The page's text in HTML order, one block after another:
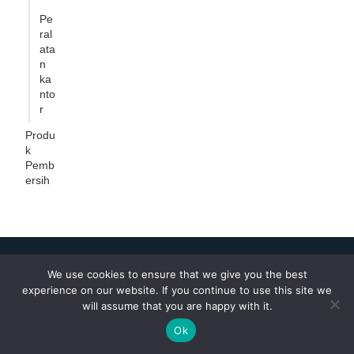
Pe
ral
ata
n
ka
nto
r
Produ
k
Pemb
ersih
bisnis, vendor, maupun individu untuk mempromosikan produk,
mencari supplier, hingga memperluas jaringan dengan mudah
We use cookies to ensure that we give you the best
experience on our website. If you continue to use this site we
will assume that you are happy with it.
Ok